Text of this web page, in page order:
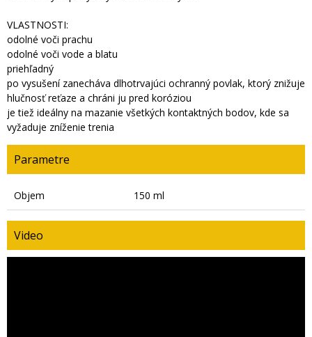
VLASTNOSTI:
odolné voči prachu
odolné voči vode a blatu
priehľadný
po vysušení zanecháva dlhotrvajúci ochranný povlak, ktorý znižuje
hlučnosť reťaze a chráni ju pred koróziou
je tiež ideálny na mazanie všetkých kontaktných bodov, kde sa
vyžaduje zníženie trenia
Parametre
Objem 150 ml
Video